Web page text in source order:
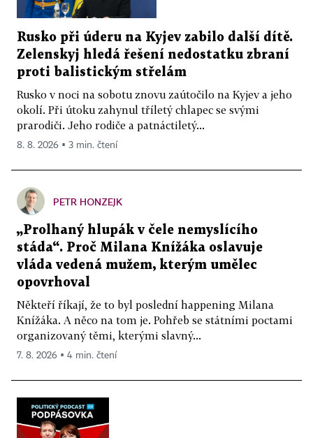
Rusko při úderu na Kyjev zabilo další dítě.
Zelenskyj hledá řešení nedostatku zbraní
proti balistickým střelám
Rusko v noci na sobotu znovu zaútočilo na Kyjev a jeho
okolí. Při útoku zahynul tříletý chlapec se svými
prarodiči. Jeho rodiče a patnáctiletý...
8. 8. 2026 ▪ 3 min. čtení
PETR HONZEJK
„Prolhaný hlupák v čele nemyslícího
stáda“. Proč Milana Knížáka oslavuje
vláda vedená mužem, kterým umělec
opovrhoval
Někteří říkají, že to byl poslední happening Milana
Knížáka. A něco na tom je. Pohřeb se státními poctami
organizovaný těmi, kterými slavný...
7. 8. 2026 ▪ 4 min. čtení